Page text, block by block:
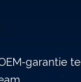
garantie te